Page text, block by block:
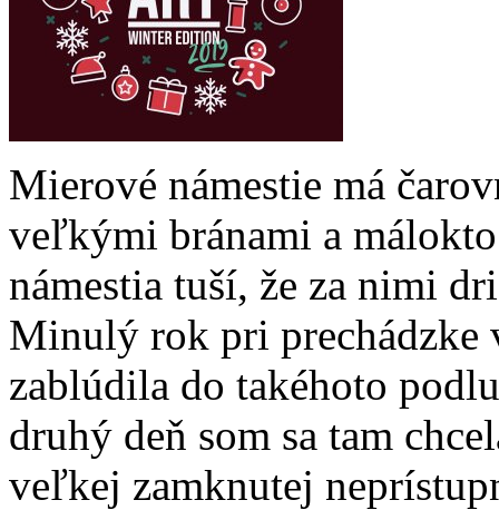
Mierové námestie má
veľkými bránami a
námestia tuší, že za nimi
Minulý rok pri prechádzke
zablúdila do takéhoto
druhý deň som sa tam
veľkej zamknutej